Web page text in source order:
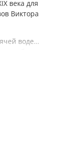
века для
Виктора
воде…
в родном
господин
погиб в нем.
— зоркий глаз
Он‑то и